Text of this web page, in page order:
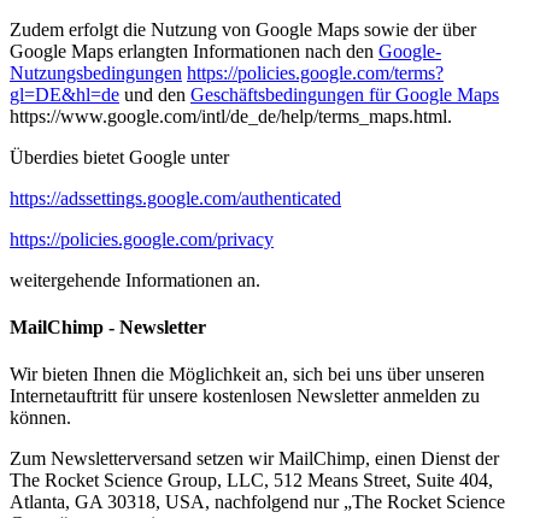
Zudem erfolgt die Nutzung von Google Maps sowie der über
Google Maps erlangten Informationen nach den Google-
Nutzungsbedingungen https://policies.google.com/terms?
gl=DE&hl=de und den Geschäftsbedingungen für Google Maps
https://www.google.com/intl/de_de/help/terms_maps.html.
Überdies bietet Google unter
https://adssettings.google.com/authenticated
https://policies.google.com/privacy
weitergehende Informationen an.
MailChimp - Newsletter
Wir bieten Ihnen die Möglichkeit an, sich bei uns über unseren
Internetauftritt für unsere kostenlosen Newsletter anmelden zu
können.
Zum Newsletterversand setzen wir MailChimp, einen Dienst der
The Rocket Science Group, LLC, 512 Means Street, Suite 404,
Atlanta, GA 30318, USA, nachfolgend nur „The Rocket Science